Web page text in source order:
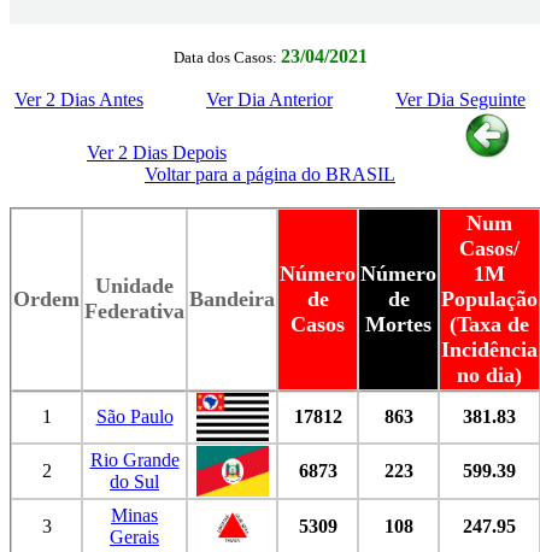
Data dos Casos: 23/04/2021
Ver 2 Dias Antes Ver Dia Anterior Ver Dia Seguinte
Ver 2 Dias Depois
Voltar para a página do BRASIL
Ordem
Unidade
Federativa Bandeira
Número
de
Casos
Número
de
Mortes
Num
Casos/
1M
População
(Taxa de
Incidência
no dia)
1 São Paulo 17812 863 381.83
2
Rio Grande
do Sul
6873 223 599.39
3
Minas
Gerais
5309 108 247.95